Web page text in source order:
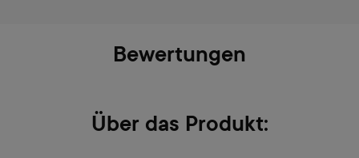
Bewertungen
Über das Produkt: